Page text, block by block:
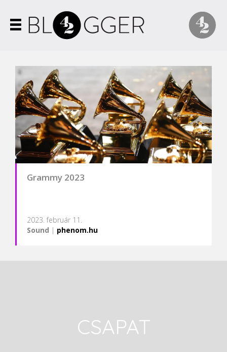
Grammy 2023
2023. február 11.
Sound | phenom.hu
CSAPAT